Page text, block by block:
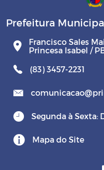
Prefeitura
Francisco Sales
Princesa Isabel /
(83) 3457-2231
Segunda à Sexta:
Mapa do Site